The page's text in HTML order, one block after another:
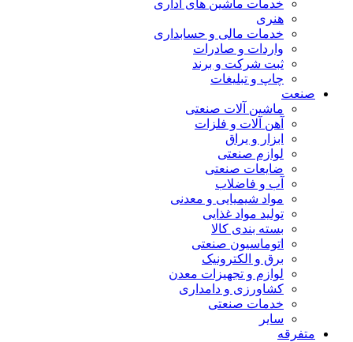
خدمات ماشین های اداری
هنری
خدمات مالی و حسابداری
واردات و صادرات
ثبت شرکت و برند
چاپ و تبلیغات
صنعت
ماشین آلات صنعتی
آهن آلات و فلزات
ابزار و یراق
لوازم صنعتی
ضایعات صنعتی
آب و فاضلاب
مواد شیمیایی و معدنی
تولید مواد غذایی
بسته بندی کالا
اتوماسیون صنعتی
برق و الکترونیک
لوازم و تجهیزات معدن
کشاورزی و دامداری
خدمات صنعتی
سایر
متفرقه